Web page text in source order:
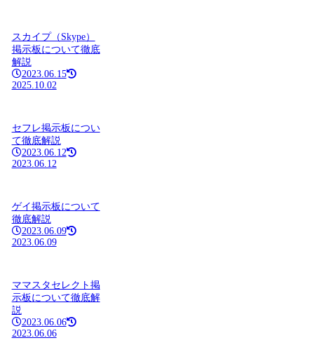
スカイプ（Skype）
掲示板について徹底
解説
2023.06.15
2025.10.02
セフレ掲示板につい
て徹底解説
2023.06.12
2023.06.12
ゲイ掲示板について
徹底解説
2023.06.09
2023.06.09
ママスタセレクト掲
示板について徹底解
説
2023.06.06
2023.06.06